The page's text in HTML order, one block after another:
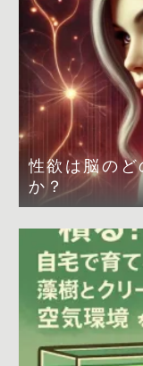
性欲は脳の
か？